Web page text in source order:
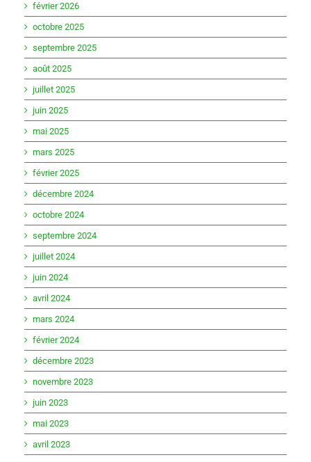
février 2026
octobre 2025
septembre 2025
août 2025
juillet 2025
juin 2025
mai 2025
mars 2025
février 2025
décembre 2024
octobre 2024
septembre 2024
juillet 2024
juin 2024
avril 2024
mars 2024
février 2024
décembre 2023
novembre 2023
juin 2023
mai 2023
avril 2023